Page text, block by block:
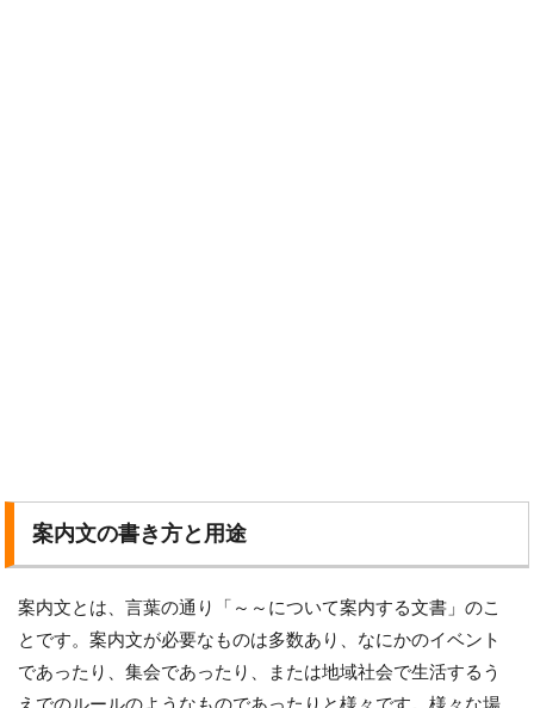
案内文の書き方と用途
案内文とは、言葉の通り「～～について案内する文書」のこ
とです。案内文が必要なものは多数あり、なにかのイベント
であったり、集会であったり、または地域社会で生活するう